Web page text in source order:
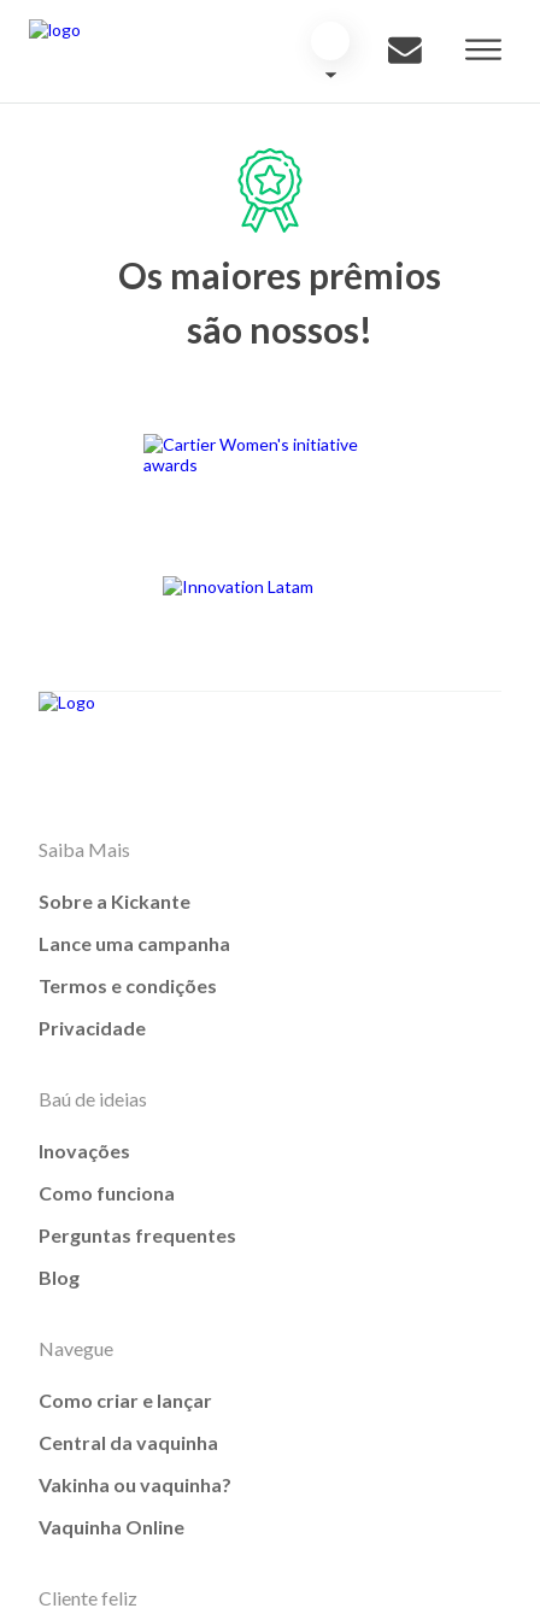
Os maiores prêmios
são nossos!
Saiba Mais
Sobre a Kickante
Lance uma campanha
Termos e condições
Privacidade
Baú de ideias
Inovações
Como funciona
Perguntas frequentes
Blog
Navegue
Como criar e lançar
Central da vaquinha
Vakinha ou vaquinha?
Vaquinha Online
Cliente feliz